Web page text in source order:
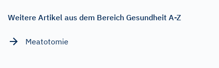
Weitere Artikel aus dem Bereich Gesundheit A-Z
Meatotomie